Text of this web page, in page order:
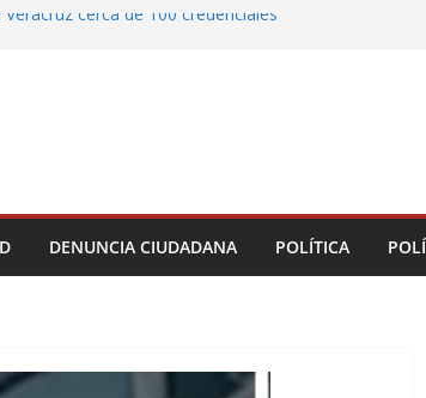
cerca de 100 credenciales
tala ilegal
DENUNCIA CIUDADANA POLÍTICA